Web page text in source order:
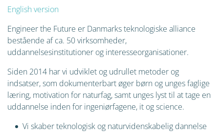
English version
Engineer the Future er Danmarks teknologiske alliance
bestående af ca. 50 virksomheder,
uddannelsesinstitutioner og interesseorganisationer.
Siden 2014 har vi udviklet og udrullet metoder og
indsatser, som dokumenterbart øger børn og unges faglige
læring, motivation for naturfag, samt unges lyst til at tage en
uddannelse inden for ingeniørfagene, it og science.
Vi skaber teknologisk og naturvidenskabelig dannelse